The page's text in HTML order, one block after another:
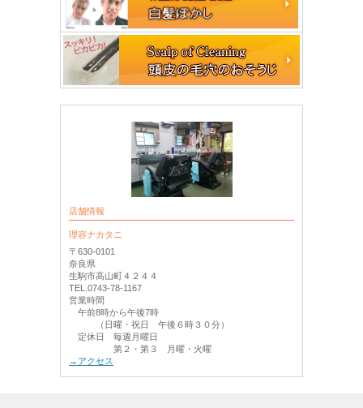
店舗情報
理容ナカタニ
〒630-0101
奈良県
生駒市高山町４２４４
TEL.0743-78-1167
営業時間
午前8時から午後7時
（日曜・祝日 午後６時３０分）
定休日 毎週月曜日
第２・第３ 月曜・火曜
→アクセス